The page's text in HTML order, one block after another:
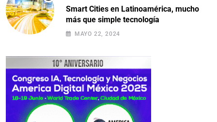
Smart Cities en Latinoamérica, mucho
más que simple tecnología
MAYO 22, 2024